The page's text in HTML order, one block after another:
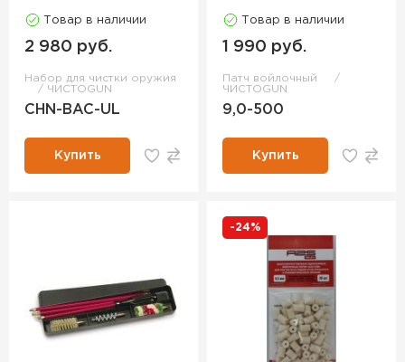
Товар в наличии
2 980 руб.
Набор для чистки оружия
ЧИСТОGUN
CHN-BAC-UL
Купить
Товар в наличии
1 990 руб.
Патч войлочный
ЧИСТОGUN
9,0-500
Купить
-24%